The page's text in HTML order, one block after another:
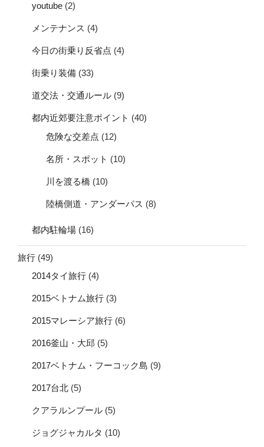
youtube (2)
メンテナンス (4)
今日の街乗り反省点 (4)
街乗り装備 (33)
道交法・交通ルール (9)
都内近郊要注意ポイント (40)
危険な交差点 (12)
名所・スポット (10)
川を渡る橋 (10)
陸橋側道・アンダーパス (8)
都内駐輪場 (16)
旅行 (49)
2014タイ旅行 (4)
2015ベトナム旅行 (3)
2015マレーシア旅行 (6)
2016釜山・大邱 (5)
2017ベトナム・フーコック島 (9)
2017台北 (5)
クアラルンプール (5)
ジョグジャカルタ (10)